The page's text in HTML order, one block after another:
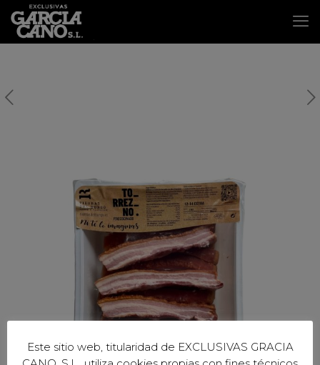
Este sitio web, titularidad de EXCLUSIVAS GRACIA